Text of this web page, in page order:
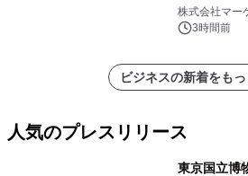
ト、プラス
ートを発表
株式会社マー
3時間前
ビジネスの新着をも
人気のプレスリリース
東京国立博